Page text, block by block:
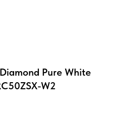
Pure White
W2